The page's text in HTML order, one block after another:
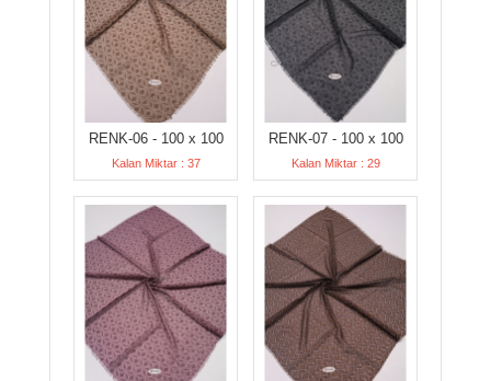
RENK-06 - 100 x 100
Kalan Miktar : 37
RENK-07 - 100 x 100
Kalan Miktar : 29